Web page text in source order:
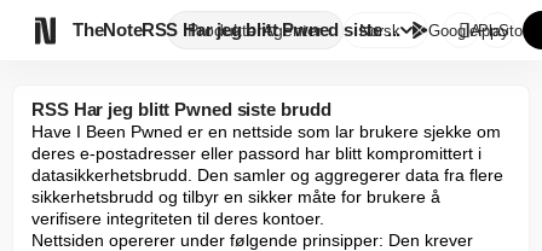
TheNote ProdukterAgenter
RSS Har jeg blitt Pwned siste ...
Norsk GooglePlay
AppStore
RSS Har jeg blitt Pwned siste brudd
Have I Been Pwned er en nettside som lar brukere sjekke om
deres e-postadresser eller passord har blitt kompromittert i
datasikkerhetsbrudd. Den samler og aggregerer data fra flere
sikkerhetsbrudd og tilbyr en sikker måte for brukere å
verifisere integriteten til deres kontoer.
Nettsiden opererer under følgende prinsipper: Den krever